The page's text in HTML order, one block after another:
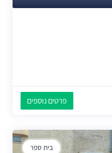
פרטים נוספים
בית ספר